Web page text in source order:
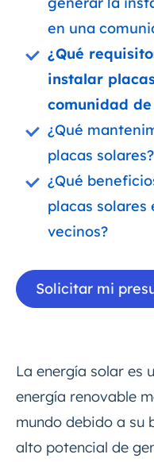
en una
¿Qué
instalar
comunidad
¿Qué
placas solares?
¿Qué
placas solares
vecinos?
Solicitar mi
La energía solar es
energía renovable
mundo debido a su
alto potencial de